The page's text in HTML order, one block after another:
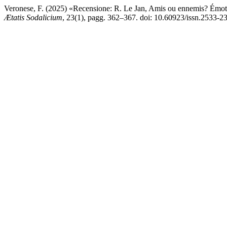
Veronese, F. (2025) «Recensione: R. Le Jan, Amis ou ennemis?
Ætatis Sodalicium, 23(1), pagg. 362–367. doi: 10.60923/issn.2533-